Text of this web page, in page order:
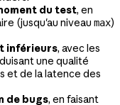
du test, en
(jusqu'au niveau max)
inférieurs, avec les
une qualité
et de la latence des
de bugs, en faisant